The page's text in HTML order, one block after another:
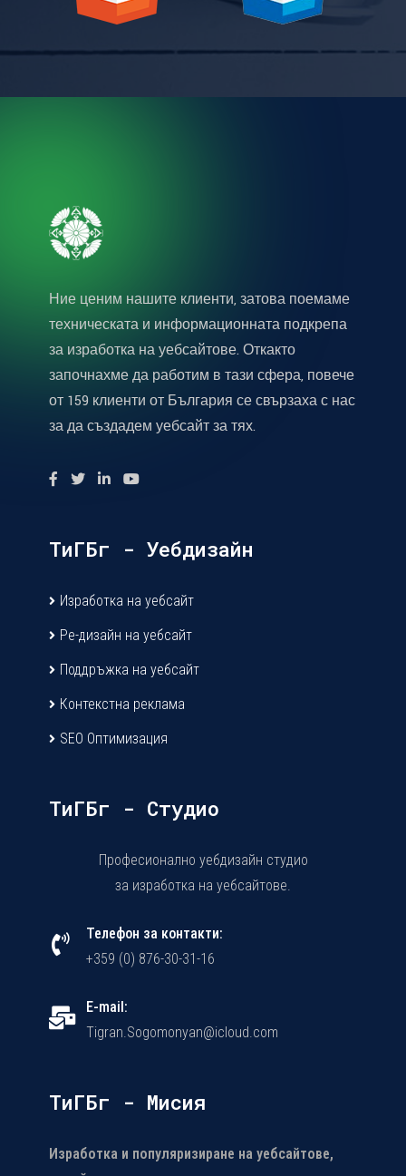
Ние ценим нашите клиенти, затова поемаме
техническата и информационната подкрепа
за изработка на уебсайтове. Откакто
започнахме да работим в тази сфера, повече
от 159 клиенти от България се свързаха с нас
за да създадем уебсайт за тях.
ТиГБг - Уебдизайн
Изработка на уебсайт
Ре-дизайн на уебсайт
Поддръжка на уебсайт
Контекстна реклама
SEO Оптимизация
ТиГБг - Студио
Професионално уебдизайн студио
за изработка на уебсайтове.
Телефон за контакти:
+359 (0) 876-30-31-16
E-mail:
Tigran.Sogomonyan@icloud.com
ТиГБг - Мисия
Изработка и популяризиране на уебсайтове,